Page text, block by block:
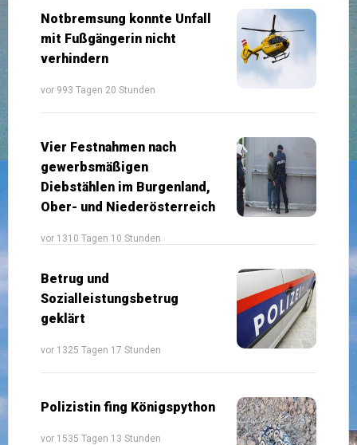
Notbremsung konnte Unfall
mit Fußgängerin nicht
verhindern
vor 993 Tagen 20 Stunden
Vier Festnahmen nach
gewerbsmäßigen
Diebstählen im Burgenland,
Ober- und Niederösterreich
vor 1310 Tagen 10 Stunden
Betrug und
Sozialleistungsbetrug
geklärt
vor 1325 Tagen 17 Stunden
Polizistin fing Königspython
vor 1535 Tagen 13 Stunden